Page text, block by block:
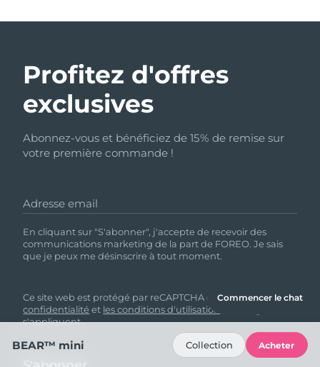
Profitez d'offres
exclusives
Abonnez-vous et bénéficiez de 15% de remise sur
votre première commande !
Adresse email
En cliquant sur "S'abonner", j'accepte de recevoir des
communications marketing de la part de FOREO. Je sais
que je peux me désinscrire à tout moment.
Ce site web est protégé par reCAPTCHA etla politique de
confidentialité et les conditions d'utilisation
s'appliquent.
Commencer le chat
BEAR™ mini Collection Acheter